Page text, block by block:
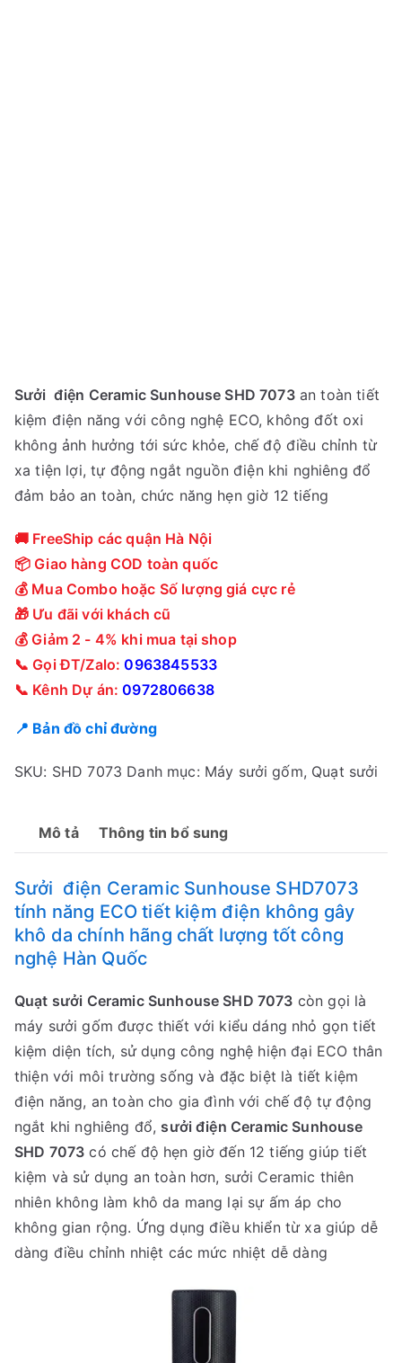
Sưởi điện Ceramic Sunhouse SHD 7073an toàn tiết
kiệm điện năng với công nghệ ECO, không đốt oxi
không ảnh hưởng tới sức khỏe, chế độ điều chỉnh từ
xa tiện lợi, tự động ngắt nguồn điện khi nghiêng đổ
đảm bảo an toàn, chức năng hẹn giờ 12 tiếng
🚚 FreeShip các quận Hà Nội
📦 Giao hàng COD toàn quốc
💰 Mua Combo hoặc Số lượng giá cực rẻ
🎁 Ưu đãi với khách cũ
💰 Giảm 2 - 4% khi mua tại shop
📞 Gọi ĐT/Zalo:0963845533
📞 Kênh Dự án:0972806638
📍 Bản đồ chỉ đường
SKU: SHD 7073 Danh mục: Máy sưởi gốm, Quạt sưởi
Mô tả Thông tin bổ sung
Sưởi điện Ceramic Sunhouse SHD7073
tính năng ECO tiết kiệm điện không gây
khô da chính hãng chất lượng tốt công
nghệ Hàn Quốc
Quạt sưởi Ceramic Sunhouse SHD 7073 còn gọi là
máy sưởi gốm được thiết với kiểu dáng nhỏ gọn tiết
kiệm diện tích, sử dụng công nghệ hiện đại ECO thân
thiện với môi trường sống và đặc biệt là tiết kiệm
điện năng, an toàn cho gia đình với chế độ tự động
ngắt khi nghiêng đổ, sưởi điện Ceramic Sunhouse
SHD 7073 có chế độ hẹn giờ đến 12 tiếng giúp tiết
kiệm và sử dụng an toàn hơn, sưởi Ceramic thiên
nhiên không làm khô da mang lại sự ấm áp cho
không gian rộng. Ứng dụng điều khiển từ xa giúp dễ
dàng điều chỉnh nhiệt các mức nhiệt dễ dàng